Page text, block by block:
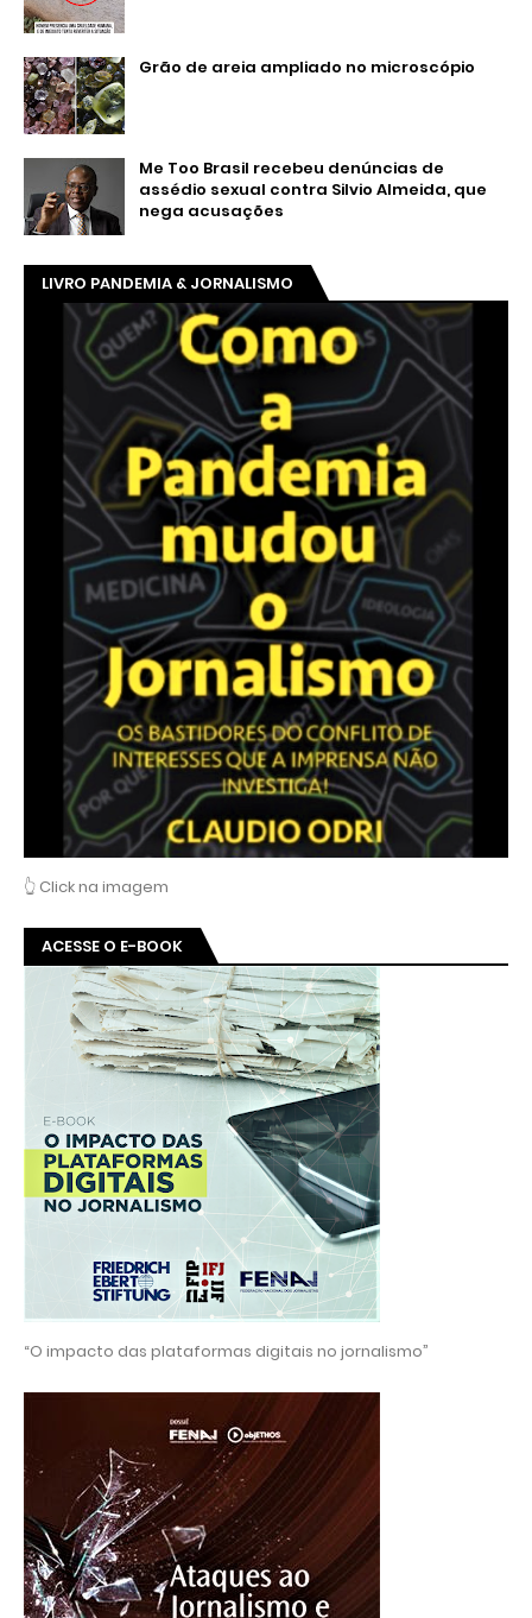
Grão de areia ampliado no microscópio
Me Too Brasil recebeu denúncias de
assédio sexual contra Silvio Almeida, que
nega acusações
LIVRO PANDEMIA & JORNALISMO
👆 Click na imagem
ACESSE O E-BOOK
“O impacto das plataformas digitais no jornalismo”